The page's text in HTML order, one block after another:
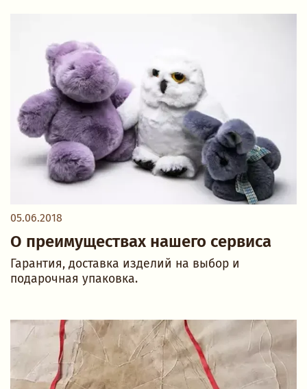
05.06.2018
О преимуществах нашего сервиса
Гарантия, доставка изделий на выбор и
подарочная упаковка.